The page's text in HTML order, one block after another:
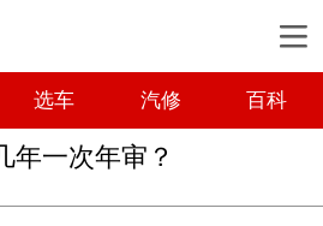
选车 汽修 百科
年一次年审？